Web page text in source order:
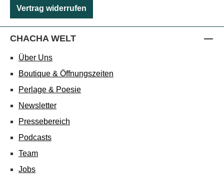
Vertrag widerrufen
CHACHA WELT
Über Uns
Boutique & Öffnungszeiten
Perlage & Poesie
Newsletter
Pressebereich
Podcasts
Team
Jobs